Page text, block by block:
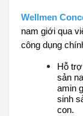
Wellmen
nam giới qua
công dụng
Hỗ
sản
amin
sinh
con.